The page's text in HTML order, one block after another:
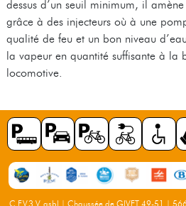
dessus d’un seuil minimum, il
grâce à des injecteurs où à une
qualité de feu et un bon niveau
la vapeur en quantité suffisante à la
locomotive.
C.F.V.3.V. asbl | Chaussée de GIVET 49-51 |